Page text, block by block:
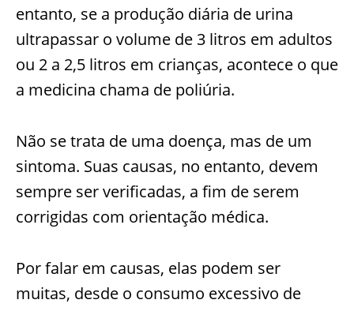
entanto, se a produção diária de urina
ultrapassar o volume de 3 litros em adultos
ou 2 a 2,5 litros em crianças, acontece o que
a medicina chama de poliúria.
Não se trata de uma doença, mas de um
sintoma. Suas causas, no entanto, devem
sempre ser verificadas, a fim de serem
corrigidas com orientação médica.
Por falar em causas, elas podem ser
muitas, desde o consumo excessivo de